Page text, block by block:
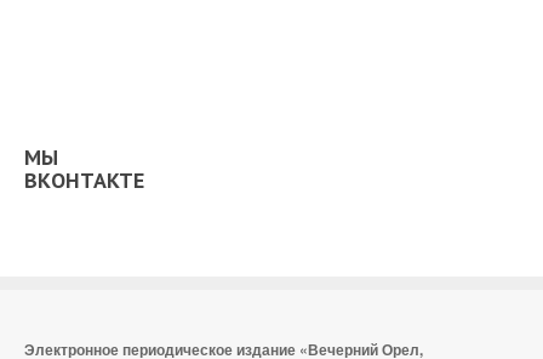
МЫ
ВКОНТАКТЕ
Электронное периодическое издание «Вечерний Орел,